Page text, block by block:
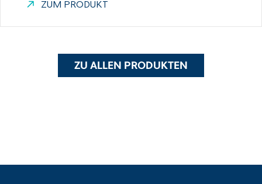
ZUM PRODUKT
ZU ALLEN PRODUKTEN